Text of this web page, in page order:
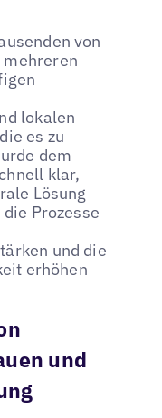
von
lokalen
es zu
dem
klar,
Lösung
Prozesse
und die
erhöhen
und